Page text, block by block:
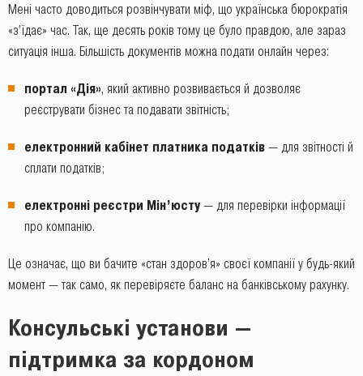
Мені часто доводиться розвінчувати міф, що українська бюрократія
«з’їдає» час. Так, ще десять років тому це було правдою, але зараз
ситуація інша. Більшість документів можна подати онлайн через:
портал «Дія», який активно розвивається й дозволяє
реєструвати бізнес та подавати звітність;
електронний кабінет платника податків — для звітності й
сплати податків;
електронні реєстри Мін’юсту — для перевірки інформації
про компанію.
Це означає, що ви бачите «стан здоров’я» своєї компанії у будь-який
момент — так само, як перевіряєте баланс на банківському рахунку.
Консульські установи —
підтримка за кордоном